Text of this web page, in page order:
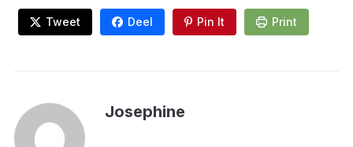
Tweet Deel Pin It Print
Josephine